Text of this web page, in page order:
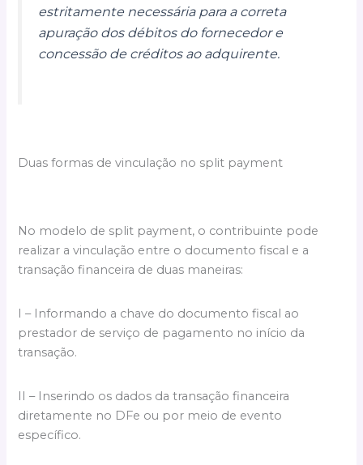
estritamente necessária para a correta
apuração dos débitos do fornecedor e
concessão de créditos ao adquirente.
Duas formas de vinculação no split payment
No modelo de split payment, o contribuinte pode
realizar a vinculação entre o documento fiscal e a
transação financeira de duas maneiras:
I – Informando a chave do documento fiscal ao
prestador de serviço de pagamento no início da
transação.
II – Inserindo os dados da transação financeira
diretamente no DFe ou por meio de evento
específico.